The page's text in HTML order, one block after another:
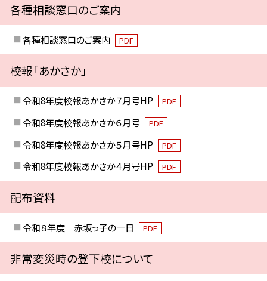
各種相談窓口のご案内
各種相談窓口のご案内 PDF
校報「あかさか」
令和8年度校報あかさか７月号HP PDF
令和8年度校報あかさか６月号 PDF
令和8年度校報あかさか５月号HP PDF
令和8年度校報あかさか４月号HP PDF
配布資料
令和８年度 赤坂っ子の一日 PDF
非常変災時の登下校について